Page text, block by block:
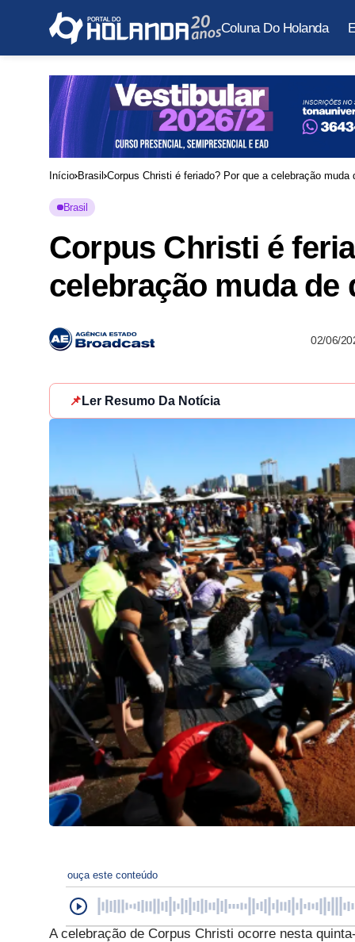
Coluna Do Holanda
Início Brasil Corpus Christi é feriado? Por que a celebração muda
Brasil
Corpus Christi é
celebração muda de
02/06/
📌 Ler Resumo Da Notícia
ouça este conteúdo
A celebração de Corpus Christi ocorre nesta